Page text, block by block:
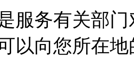
服务有关部
以向您所在